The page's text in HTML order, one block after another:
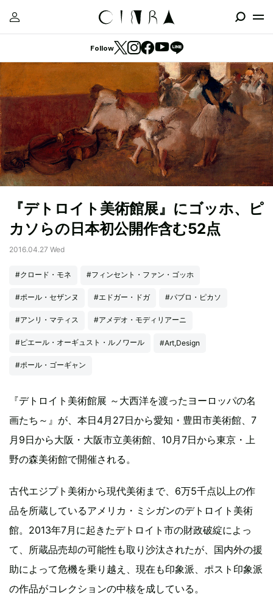
Follow
『デトロイト美術館展』にゴッホ、ピ
カソらの日本初公開作含む52点
2016.04.27 Wed
#クロード・モネ #フィンセント・ファン・ゴッホ
#ポール・セザンヌ #エドガー・ドガ #パブロ・ピカソ
#アンリ・マティス #アメデオ・モディリアーニ
#ピエール・オーギュスト・ルノワール #Art,Design
#ポール・ゴーギャン
『デトロイト美術館展 ～大西洋を渡ったヨーロッパの名
画たち～』が、本日4月27日から愛知・豊田市美術館、7
月9日から大阪・大阪市立美術館、10月7日から東京・上
野の森美術館で開催される。
古代エジプト美術から現代美術まで、6万5千点以上の作
品を所蔵しているアメリカ・ミシガンのデトロイト美術
館。2013年7月に起きたデトロイト市の財政破綻によっ
て、所蔵品売却の可能性も取り沙汰されたが、国内外の援
助によって危機を乗り越え、現在も印象派、ポスト印象派
の作品がコレクションの中核を成している。